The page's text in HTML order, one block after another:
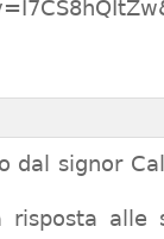
dal signor
alle